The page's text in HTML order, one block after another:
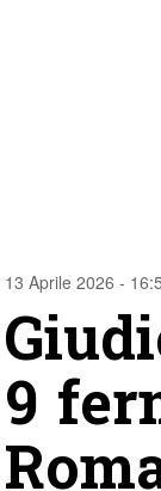
13 Aprile 2026 -
9